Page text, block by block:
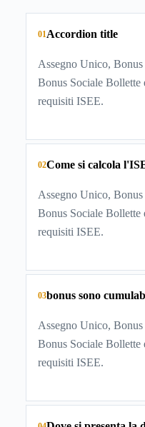
01 Accordion title
Assegno Unico,
Bonus Sociale Bollette
requisiti ISEE.
02Come si calcola
Assegno Unico,
Bonus Sociale Bollette
requisiti ISEE.
03bonus sono
Assegno Unico,
Bonus Sociale Bollette
requisiti ISEE.